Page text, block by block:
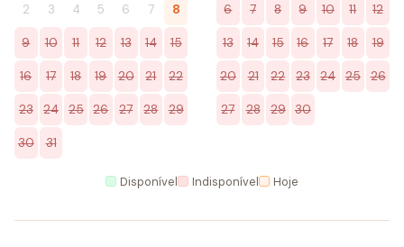
2 3 4 5 6 7 8
9 10 11 12 13 14 15
16 17 18 19 20 21 22
23 24 25 26 27 28 29
30 31
6 7 8 9 10 11 12
13 14 15 16 17 18 19
20 21 22 23 24 25 26
27 28 29 30
Disponível Indisponível Hoje